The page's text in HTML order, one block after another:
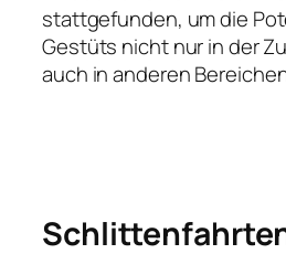
stattgefunden, um die
Gestüts nicht nur in der
auch in anderen